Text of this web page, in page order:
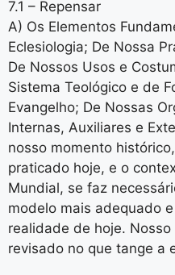
7.1 – Repensar
A) Os Elementos
Eclesiologia; De Nossa
De Nossos Usos e
Sistema Teológico e de
Evangelho; De Nossas
Internas, Auxiliares e
nosso momento
praticado hoje, e o
Mundial, se faz
modelo mais adequado
realidade de hoje.
revisado no que tange a